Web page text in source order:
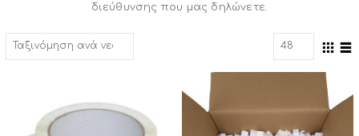
διεύθυνσης που μας δηλώνετε.